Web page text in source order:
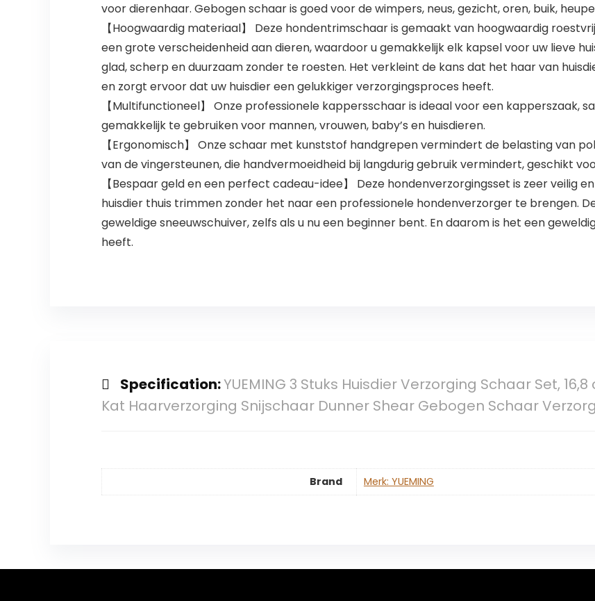
voor dierenhaar. Gebogen schaar is goed voor de wimpers, neus, gezicht, oren, buik,
【Hoogwaardig materiaal】 Deze hondentrimschaar is gemaakt van hoogwaardig
een grote verscheidenheid aan dieren, waardoor u gemakkelijk elk kapsel voor uw lieve
glad, scherp en duurzaam zonder te roesten. Het verkleint de kans dat het haar van
en zorgt ervoor dat uw huisdier een gelukkiger verzorgingsproces heeft.
【Multifunctioneel】 Onze professionele kappersschaar is ideaal voor een kapperszaak,
gemakkelijk te gebruiken voor mannen, vrouwen, baby’s en huisdieren.
【Ergonomisch】 Onze schaar met kunststof handgrepen vermindert de belasting van
van de vingersteunen, die handvermoeidheid bij langdurig gebruik vermindert, geschikt
【Bespaar geld en een perfect cadeau-idee】 Deze hondenverzorgingsset is zeer veilig
huisdier thuis trimmen zonder het naar een professionele hondenverzorger te brengen.
geweldige sneeuwschuiver, zelfs als u nu een beginner bent. En daarom is het een
heeft.
Specification:YUEMING 3 Stuks Huisdier Verzorging Schaar Set,
Kat Haarverzorging Snijschaar Dunner Shear Gebogen Schaar
Brand Merk: YUEMING